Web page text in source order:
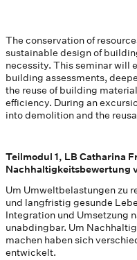
The conservation of
sustainable design of
necessity. This seminar will
building assessments,
the reuse of building
efficiency. During an
into demolition and the
Teilmodul 1, LB Catharina
Nachhaltigkeitsbewertung
Um Umweltbelastungen zu
und langfristig gesunde
Integration und Umsetzung
unabdingbar. Um
machen haben sich
entwickelt.